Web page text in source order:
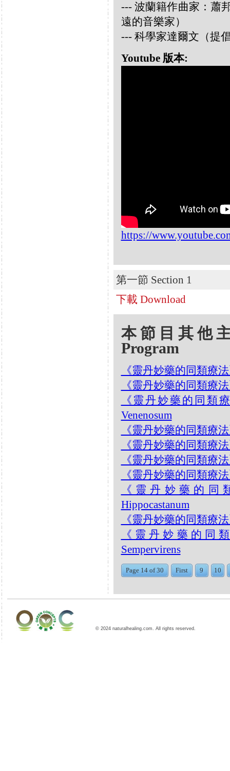
--- 波蘭籍作曲家：蕭
遠的音樂家）
--- 科學家達爾文（提
Youtube 版本:
https://
第一節 Section 1
下載 Download
本節目其他
Program
《靈丹妙藥的同類療
《靈丹妙藥的同類療
《靈丹妙藥的同類
Venenosum
《靈丹妙藥的同類療
《靈丹妙藥的同類療
《靈丹妙藥的同類療
《靈丹妙藥的同類療
《靈丹妙藥的同
Hippocastanum
《靈丹妙藥的同類療
《靈丹妙藥的同
Sempervirens
Page 14 of 30 First 9 10
© 2024 naturalhealing.com. All rights reserved.